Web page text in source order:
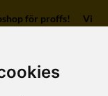
för proffs! Vi